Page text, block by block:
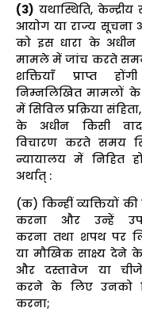
(3) यथास्थिति,
आयोग या राज्य सूचना
को इस धारा के अधीन
मामले में जांच करते
शक्तियाँ प्राप्त
निम्नलिखित मामलों
में सिविल प्रक्रिया
के अधीन किसी
विचारण करते समय
न्यायालय में निहित
अर्थात् :
(क) किन्हीं व्यक्तियों
करना और उन्हें
करना तथा शपथ पर
या मौखिक साक्ष्य देने
और दस्तावेज या
करने के लिए उनको
करना;